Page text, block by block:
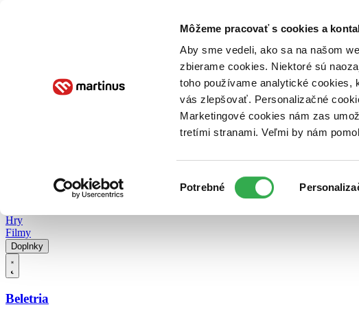
Môžeme pracovať s cookies a
Aby sme vedeli, ako sa na našom
zbierame cookies. Niektoré sú
toho používame analytické cookies,
vás zlepšovať. Personalizačné
Marketingové cookies nám zas
tretími stranami. Veľmi by nám
súhlasu
Potrebné
Poukážky Kontakt
Hry
Filmy
Doplnky
Beletria